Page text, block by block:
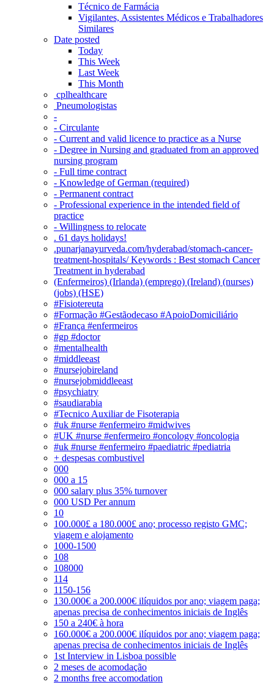
Técnico de Farmácia
Vigilantes, Assistentes Médicos e Trabalhadores
Similares
Date posted
Today
This Week
Last Week
This Month
‎ cplhealthcare‬
Pneumologistas
-
- Circulante
- Current and valid licence to practice as a Nurse
- Degree in Nursing and graduated from an approved
nursing program
- Full time contract
- Knowledge of German (required)
- Permanent contract
- Professional experience in the intended field of
practice
- Willingness to relocate
. 61 days holidays!
.punarjanayurveda.com/hyderabad/stomach-cancer-
treatment-hospitals/ Keywords : Best stomach Cancer
Treatment in hyderabad
(Enfermeiros) (Irlanda) (emprego) (Ireland) (nurses)
(jobs) (HSE)
#Fisiotereuta
#Formação #Gestãodecaso #ApoioDomiciliário
#França #enfermeiros
#gp #doctor
#mentalhealth
#middleeast
#nursejobireland
#nursejobmiddleeast
#psychiatry
#saudiarabia
#Tecnico Auxiliar de Fisoterapia
#uk #nurse #enfermeiro #midwives
#UK #nurse #enfermeiro #oncology #oncologia
#uk #nurse #enfermeiro #paediatric #pediatria
+ despesas combustivel
000
000 a 15
000 salary plus 35% turnover
000 USD Per annum
10
100.000£ a 180.000£ ano; processo registo GMC;
viagem e alojamento
1000-1500
108
108000
114
1150-156
130.000€ a 200.000€ ilíquidos por ano; viagem paga;
apenas precisa de conhecimentos iniciais de Inglês
150 a 240€ à hora
160.000€ a 200.000€ ilíquidos por ano; viagem paga;
apenas precisa de conhecimentos iniciais de Inglês
1st Interview in Lisboa possible
2 meses de acomodação
2 months free accomodation